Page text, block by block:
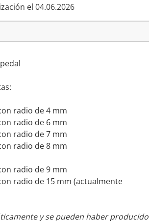
el 04.06.2026
radio de 4 mm
radio de 6 mm
radio de 7 mm
radio de 8 mm
radio de 9 mm
radio de 15 mm (actualmente
y se pueden haber producido